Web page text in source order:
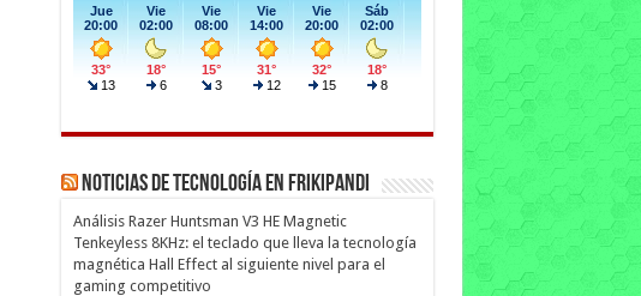
Noticias de Tecnología en Frikipandi
Análisis Razer Huntsman V3 HE Magnetic
Tenkeyless 8KHz: el teclado que lleva la tecnología
magnética Hall Effect al siguiente nivel para el
gaming competitivo